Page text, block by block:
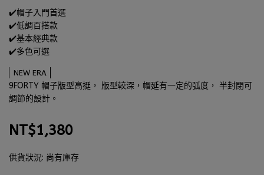
✔️帽子入門首選
✔️低調百搭款
✔️基本經典款
✔️多色可選
NEW ERA
9FORTY 帽子版型高挺， 版型較深，帽延有一定的弧度， 半封閉可
調節的設計。
NT$1,380
供貨狀況: 尚有庫存